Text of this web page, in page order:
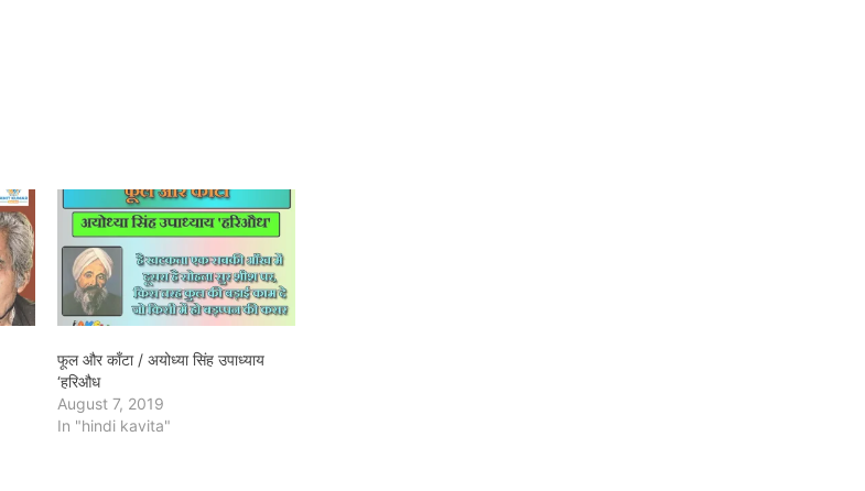
फूल और काँटा / अयोध्या सिंह उपाध्याय
‘हरिऔध
August 7, 2019
In "hindi kavita"